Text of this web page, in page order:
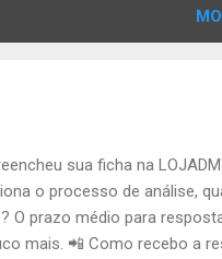
sua ficha na
o processo de análise,
O prazo médio para
mais. 📲 Como recebo a